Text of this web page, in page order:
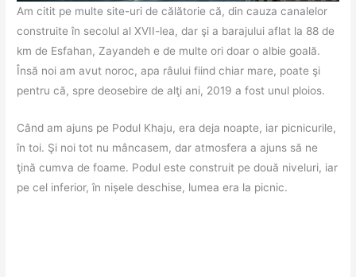
Am citit pe multe site-uri de călătorie că, din cauza canalelor
construite în secolul al XVII-lea, dar şi a barajului aflat la 88 de
km de Esfahan, Zayandeh e de multe ori doar o albie goală.
Însă noi am avut noroc, apa râului fiind chiar mare, poate şi
pentru că, spre deosebire de alţi ani, 2019 a fost unul ploios.
Când am ajuns pe Podul Khaju, era deja noapte, iar picnicurile,
în toi. Şi noi tot nu mâncasem, dar atmosfera a ajuns să ne
ţină cumva de foame. Podul este construit pe două niveluri, iar
pe cel inferior, în nișele deschise, lumea era la picnic.